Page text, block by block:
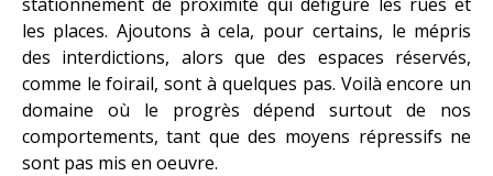
les places. Ajoutons à cela, pour certains, le mépris
des interdictions, alors que des espaces réservés,
comme le foirail, sont à quelques pas. Voilà encore un
domaine où le progrès dépend surtout de nos
comportements, tant que des moyens répressifs ne
sont pas mis en oeuvre.